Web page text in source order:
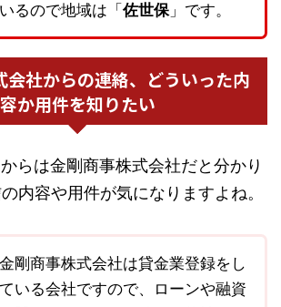
いるので地域は「 佐世保」です。
会社からの連絡、どういった内
容か用件を知りたい
らは金剛商事株式会社だと分かり
内容や用件が気になりますよね。
金剛商事株式会社は貸金業登録をし
ている会社ですので、ローンや融資